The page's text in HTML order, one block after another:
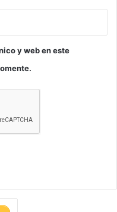
y web en este